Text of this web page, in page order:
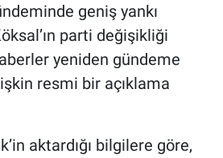
geniş yankı
parti değişikliği
yeniden gündeme
resmi bir açıklama
aktardığı bilgilere göre,